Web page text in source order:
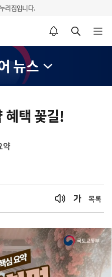
리집입니다.
알림설정 바로가기 검색 바로가기 메뉴 열기
뉴스
혜택 꽃길!
약
목록